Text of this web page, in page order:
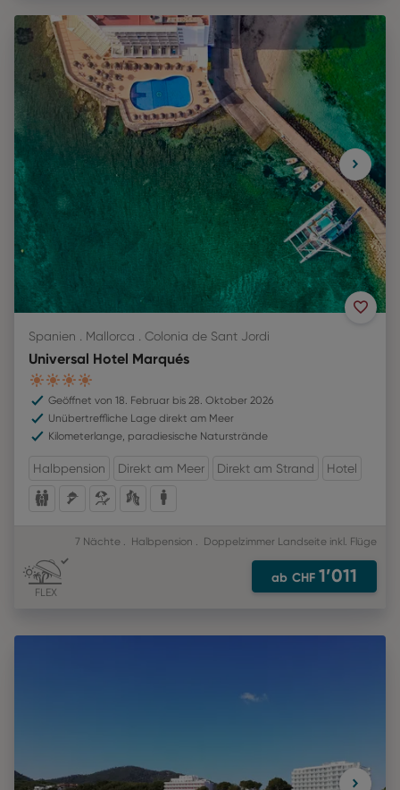
Spanien . Mallorca . Colonia de Sant Jordi
Universal Hotel Marqués
4
Geöffnet von 18. Februar bis 28. Oktober 2026
Unübertreffliche Lage direkt am Meer
Kilometerlange, paradiesische Naturstrände
Halbpension Direkt am Meer Direkt am Strand Hotel
FLEX
7 Nächte Halbpension Doppelzimmer Landseite inkl. Flüge
ab CHF 1’011